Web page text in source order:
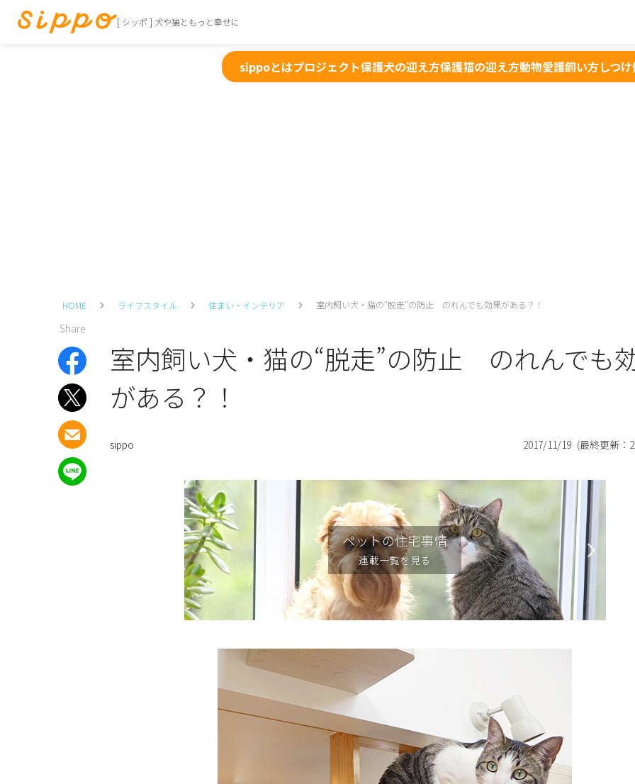
[ シッポ ] 犬や猫ともっと幸せに
sippoとはプロジェクト保護犬の迎え方保護猫の迎え方動物愛護飼い方しつけ
HOME ライフスタイル 住まい・インテリア 室内飼い犬・猫の“脱走”の防止 のれんでも効果がある？！
Share
室内飼い犬・猫の“脱走”の防止 のれんでも
がある？！
sippo 2017/11/19 (最終更新：
ペットの住宅事情
連載一覧を見る